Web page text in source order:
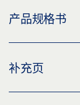
GEZE TS 4000 IS
标签义务: © GEZE
产品规格书
TS 4000 IS 闭
补充页